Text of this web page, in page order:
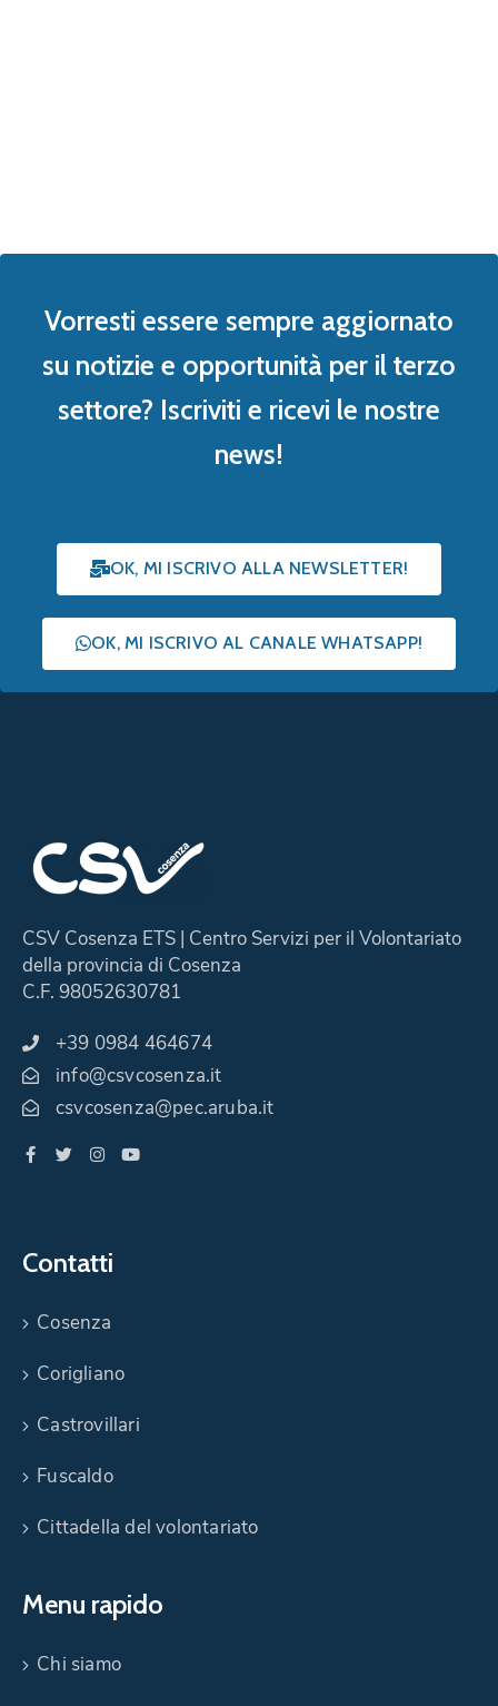
Vorresti essere sempre aggiornato
su notizie e opportunità per il terzo
settore? Iscriviti e ricevi le nostre
news!
OK, MI ISCRIVO ALLA NEWSLETTER!
OK, MI ISCRIVO AL CANALE WHATSAPP!
CSV Cosenza ETS | Centro Servizi per il Volontariato
della provincia di Cosenza
C.F. 98052630781
+39 0984 464674
info@csvcosenza.it
csvcosenza@pec.aruba.it
Contatti
Cosenza
Corigliano
Castrovillari
Fuscaldo
Cittadella del volontariato
Menu rapido
Chi siamo